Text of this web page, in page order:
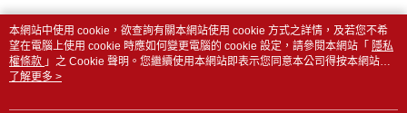
熱門標籤
本網站中使用 cookie，欲查詢有關本網站使用 cookie 方式之詳情，及若您不希
望在電腦上使用 cookie 時應如何變更電腦的 cookie 設定，請參閱本網站「 隱私
權條款 」之 Cookie 聲明。您繼續使用本網站即表示您同意本公司得按本網站使
用條款之 Cookie 聲明使用 cookie。
了解更多 >